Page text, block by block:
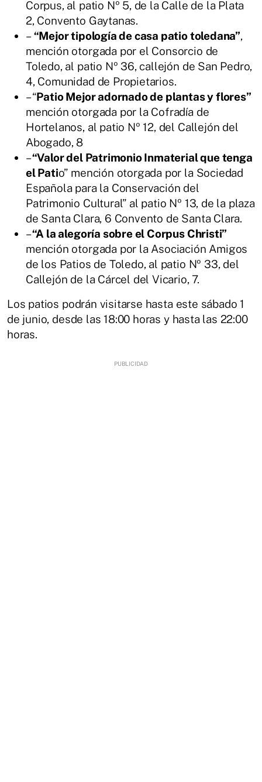
Corpus, al patio Nº 5, de la Calle de la Plata
2, Convento Gaytanas.
–“Mejor tipología de casa patio toledana”,
mención otorgada por el Consorcio de
Toledo, al patio Nº 36, callejón de San Pedro,
4, Comunidad de Propietarios.
– “Patio Mejor adornado de plantas y flores”
mención otorgada por la Cofradía de
Hortelanos, al patio Nº 12, del Callejón del
Abogado, 8
–“Valor del Patrimonio Inmaterial que tenga
el Patio” mención otorgada por la Sociedad
Española para la Conservación del
Patrimonio Cultural” al patio Nº 13, de la plaza
de Santa Clara, 6 Convento de Santa Clara.
–“A la alegoría sobre el Corpus Christi”
mención otorgada por la Asociación Amigos
de los Patios de Toledo, al patio Nº 33, del
Callejón de la Cárcel del Vicario, 7.
Los patios podrán visitarse hasta este sábado 1
de junio, desde las 18:00 horas y hasta las 22:00
horas.